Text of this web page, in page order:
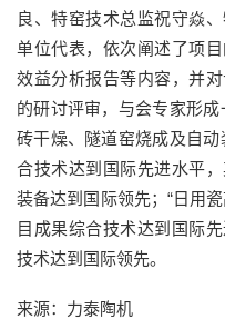
良、特窑技术总监祝守焱
单位代表，依次阐述了项
效益分析报告等内容，并
的研讨评审，与会专家形
砖干燥、隧道窑烧成及自
合技术达到国际先进水平
装备达到国际领先；“日用
目成果综合技术达到国际
技术达到国际领先。
来源：力泰陶机